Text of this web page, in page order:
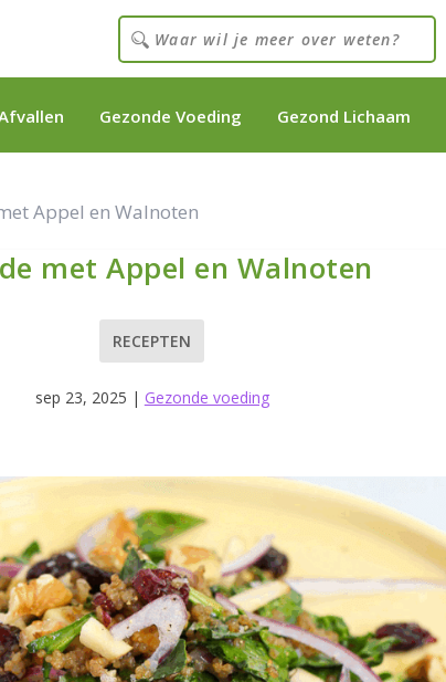
Gezonde Voeding Gezond Lichaam
Appel en Walnoten
met Appel en Walnoten
RECEPTEN
sep 23, 2025 | Gezonde voeding